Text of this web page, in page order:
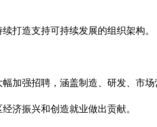
打造支持可持续发展的组织架构。
强招聘，涵盖制造、研发、市场
济振兴和创造就业做出贡献。